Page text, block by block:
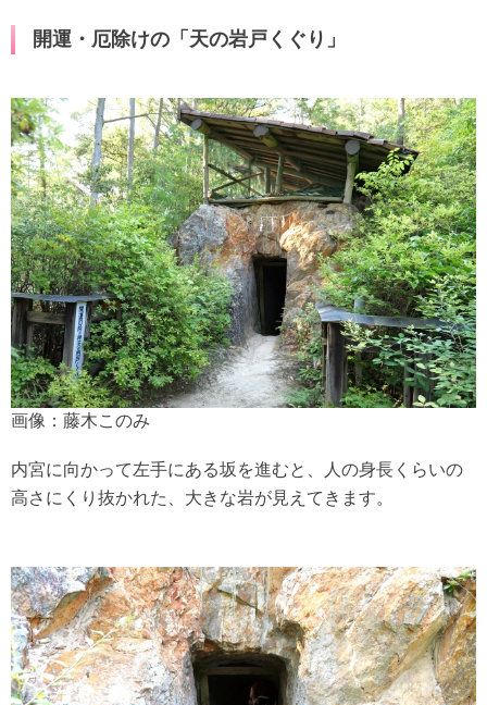
開運・厄除けの「天の岩戸くぐり」
画像：藤木このみ
内宮に向かって左手にある坂を進むと、人の身長くらいの
高さにくり抜かれた、大きな岩が見えてきます。